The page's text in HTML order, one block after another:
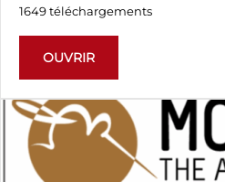
1649 téléchargements
OUVRIR